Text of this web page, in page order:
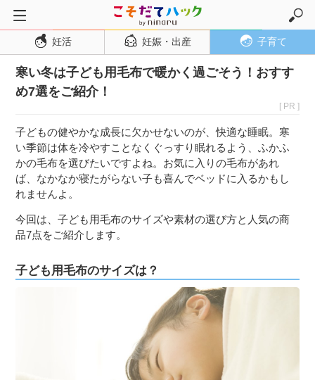
トップページ
妊活
妊娠・出産
妊娠初期
妊娠中期
妊娠後期
出産
子育て・育児
０歳児
妊活 妊娠・出産 子育て
寒い冬は子ども用毛布で暖かく過ごそう！おすす
め7選をご紹介！
[ PR ]
子どもの健やかな成長に欠かせないのが、快適な睡眠。寒
い季節は体を冷やすことなくぐっすり眠れるよう、ふかふ
かの毛布を選びたいですよね。お気に入りの毛布があれ
ば、なかなか寝たがらない子も喜んでベッドに入るかもし
れませんよ。
今回は、子ども用毛布のサイズや素材の選び方と人気の商
品7点をご紹介します。
子ども用毛布のサイズは？